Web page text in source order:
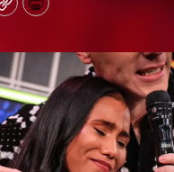
CopyPrint